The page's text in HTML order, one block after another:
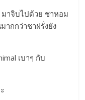
มาจิบไปด้วย ชาหอม
กกว่าชาฝรั่งยัง
เบาๆ กับ